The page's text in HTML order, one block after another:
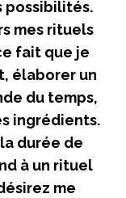
possibilités.
mes rituels
fait que je
élaborer un
du temps,
ingrédients.
durée de
à un rituel
me